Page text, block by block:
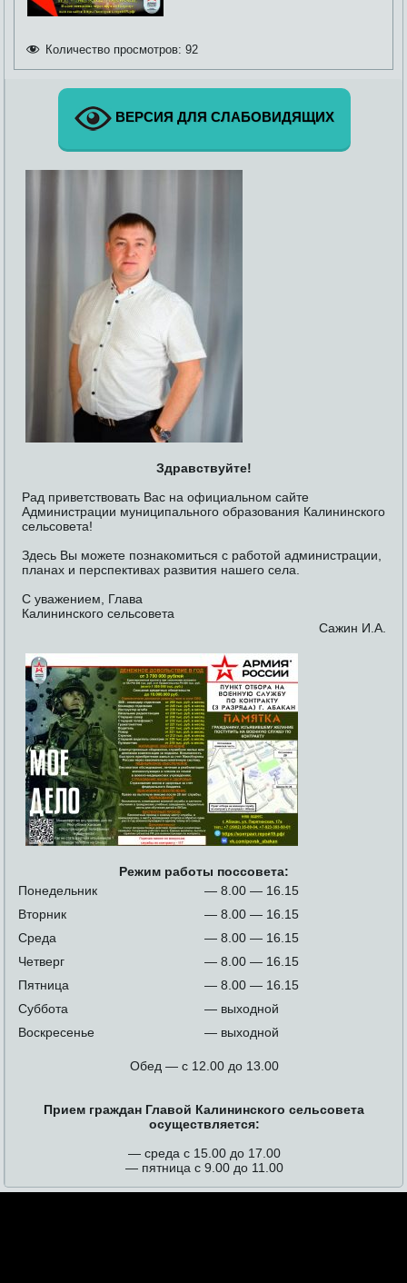
Количество просмотров: 92
ВЕРСИЯ ДЛЯ СЛАБОВИДЯЩИХ
Здравствуйте!
Рад приветствовать Вас на официальном сайте
Администрации муниципального образования Калининского
сельсовета!
Здесь Вы можете познакомиться с работой администрации,
планах и перспективах развития нашего села.
С уважением, Глава
Калининского сельсовета
Сажин И.А.
Режим работы поссовета:
Понедельник
— 8.00 — 16.15
Вторник
— 8.00 — 16.15
Среда
— 8.00 — 16.15
Четверг
— 8.00 — 16.15
Пятница
— 8.00 — 16.15
Суббота
— выходной
Воскресенье
— выходной
Обед — с 12.00 до 13.00
Прием граждан Главой Калининского сельсовета
осуществляется:
— среда с 15.00 до 17.00
— пятница с 9.00 до 11.00